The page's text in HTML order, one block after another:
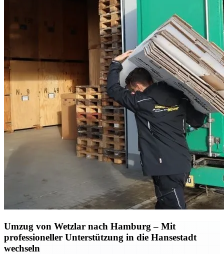
Umzug von Wetzlar nach Hamburg – Mit
professioneller Unterstützung in die Hansestadt
wechseln